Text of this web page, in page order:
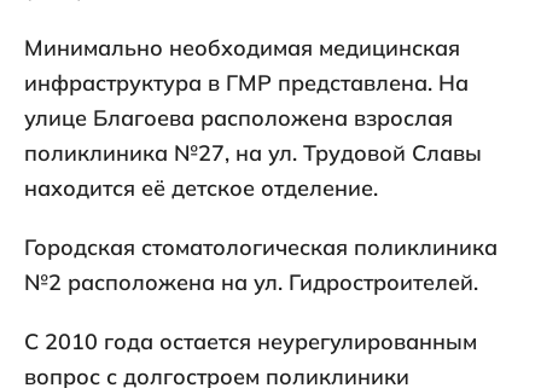
Минимально необходимая медицинская
инфраструктура в ГМР представлена. На
улице Благоева расположена взрослая
поликлиника №27, на ул. Трудовой Славы
находится её детское отделение.
Городская стоматологическая поликлиника
№2 расположена на ул. Гидростроителей.
С 2010 года остается неурегулированным
вопрос с долгостроем поликлиники